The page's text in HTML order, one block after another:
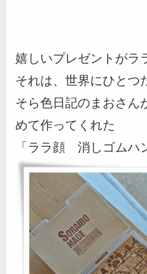
嬉しいプレゼントがラ
それは、世界にひとつ
そら色日記のまおさん
めて作ってくれた
「ララ顔 消しゴムハ